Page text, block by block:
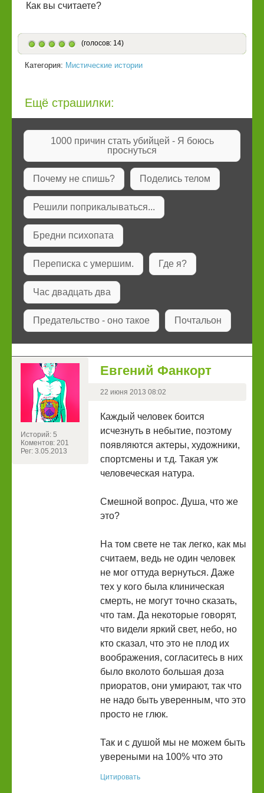
Как вы считаете?
(голосов: 14)
Категория: Мистические истории
Ещё страшилки:
1000 причин стать убийцей - Я боюсь
проснуться
Почему не спишь? Поделись телом
Решили поприкалываться...
Бредни психопата
Переписка с умершим. Где я?
Час двадцать два
Предательство - оно такое Почтальон
Историй: 5
Коментов: 201
Рег: 3.05.2013
Евгений Фанкорт
22 июня 2013 08:02
Каждый человек боится
исчезнуть в небытие, поэтому
появляются актеры, художники,
спортсмены и т.д. Такая уж
человеческая натура.
Смешной вопрос. Душа, что же
это?
На том свете не так легко, как мы
считаем, ведь не один человек
не мог оттуда вернуться. Даже
тех у кого была клиническая
смерть, не могут точно сказать,
что там. Да некоторые говорят,
что видели яркий свет, небо, но
кто сказал, что это не плод их
воображения, согласитесь в них
было вколото большая доза
приоратов, они умирают, так что
не надо быть уверенным, что это
просто не глюк.
Так и с душой мы не можем быть
увереными на 100% что это
Цитировать